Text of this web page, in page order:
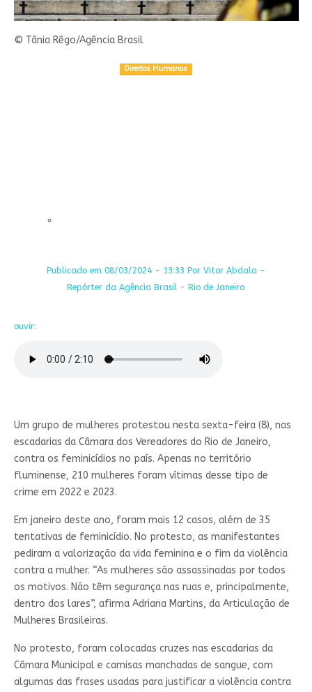
© Tânia Rêgo/Agência Brasil
Direitos Humanos
Publicado em 08/03/2024 - 13:33 Por Vitor Abdala -
Repórter da Agência Brasil - Rio de Janeiro
ouvir:
Um grupo de mulheres protestou nesta sexta-feira (8), nas
escadarias da Câmara dos Vereadores do Rio de Janeiro,
contra os feminicídios no país. Apenas no território
fluminense, 210 mulheres foram vítimas desse tipo de
crime em 2022 e 2023.
Em janeiro deste ano, foram mais 12 casos, além de 35
tentativas de feminicídio. No protesto, as manifestantes
pediram a valorização da vida feminina e o fim da violência
contra a mulher. “As mulheres são assassinadas por todos
os motivos. Não têm segurança nas ruas e, principalmente,
dentro dos lares”, afirma Adriana Martins, da Articulação de
Mulheres Brasileiras.
No protesto, foram colocadas cruzes nas escadarias da
Câmara Municipal e camisas manchadas de sangue, com
algumas das frases usadas para justificar a violência contra